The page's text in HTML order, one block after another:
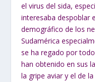
el virus del sida,
interesaba despoblar
demográfico de los
Sudamérica
se ha regado por
han obtenido en sus
la gripe aviar y el de